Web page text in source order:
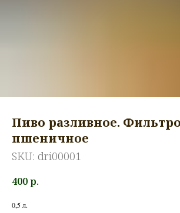
Пиво разливное.
пшеничное
SKU: dri00001
400р.
0,5 л.